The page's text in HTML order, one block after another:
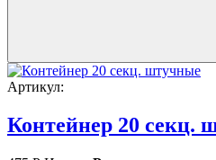
Артикул:
Контейнер 20 секц.